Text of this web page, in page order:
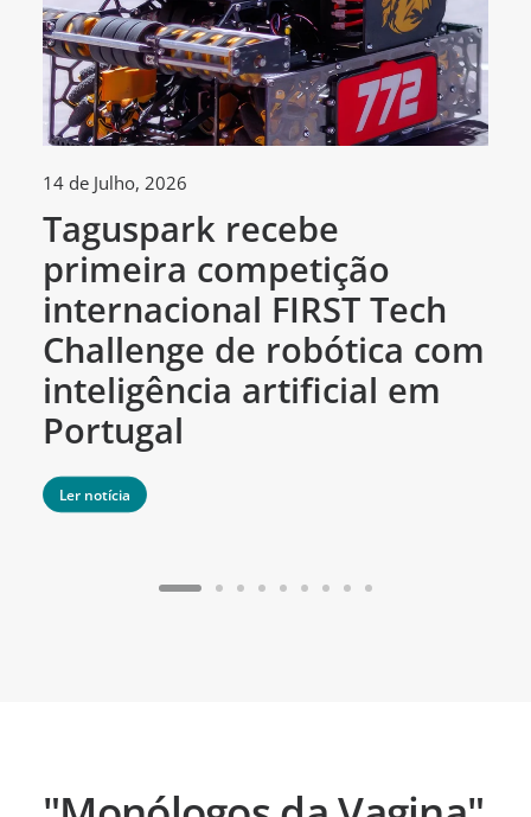
14 de Julho, 2026
Taguspark recebe
primeira competição
internacional FIRST Tech
Challenge de robótica com
inteligência artificial em
Portugal
Ler notícia